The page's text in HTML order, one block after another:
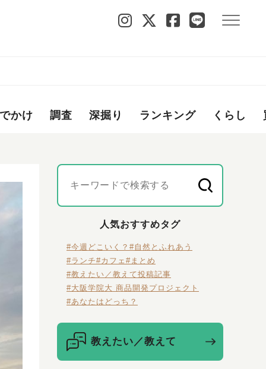
かけ 調査 深掘り ランキング くらし
人気おすすめタグ
#今週どこいく？ #自然とふれあう
#ランチ#カフェ #まとめ
#教えたい／教えて投稿記事
#大阪学院大 商品開発プロジェクト
#あなたはどっち？
教えたい／教えて